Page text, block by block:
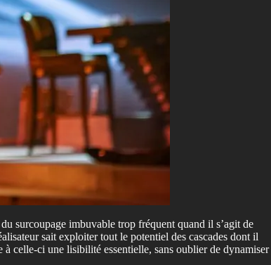
surcoupage imbuvable trop fréquent quand il s’agit de
sait exploiter tout le potentiel des cascades dont il
celle-ci une lisibilité essentielle, sans oublier de dynamiser